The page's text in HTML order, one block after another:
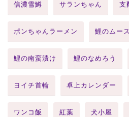
信濃雪鱒 サランちゃん 支
ポンちゃんラーメン 鯉のムース
鯉の南蛮漬け 鯉のなめろう
ヨイチ首輪 卓上カレンダー
ワンコ飯 紅葉 犬小屋